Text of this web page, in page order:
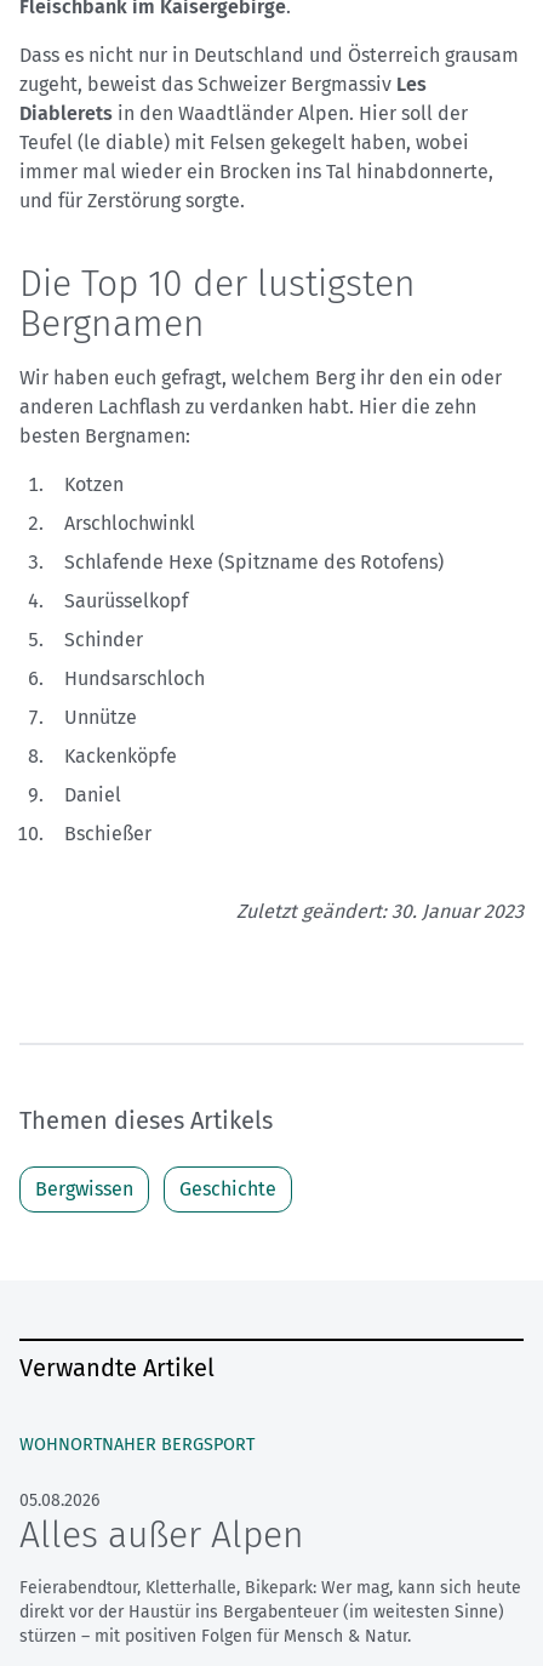
Fleischbank im Kaisergebirge.
Dass es nicht nur in Deutschland und Österreich grausam
zugeht, beweist das Schweizer Bergmassiv Les
Diablerets in den Waadtländer Alpen. Hier soll der
Teufel (le diable) mit Felsen gekegelt haben, wobei
immer mal wieder ein Brocken ins Tal hinabdonnerte,
und für Zerstörung sorgte.
Die Top 10 der lustigsten
Bergnamen
Wir haben euch gefragt, welchem Berg ihr den ein oder
anderen Lachflash zu verdanken habt. Hier die zehn
besten Bergnamen:
Kotzen
Arschlochwinkl
Schlafende Hexe (Spitzname des Rotofens)
Saurüsselkopf
Schinder
Hundsarschloch
Unnütze
Kackenköpfe
Daniel
Bschießer
Zuletzt geändert: 30. Januar 2023
Themen dieses Artikels
Bergwissen Geschichte
Verwandte Artikel
WOHNORTNAHER BERGSPORT
05.08.2026
Alles außer Alpen
Feierabendtour, Kletterhalle, Bikepark: Wer mag, kann sich heute
direkt vor der Haustür ins Bergabenteuer (im weitesten Sinne)
stürzen – mit positiven Folgen für Mensch & Natur.